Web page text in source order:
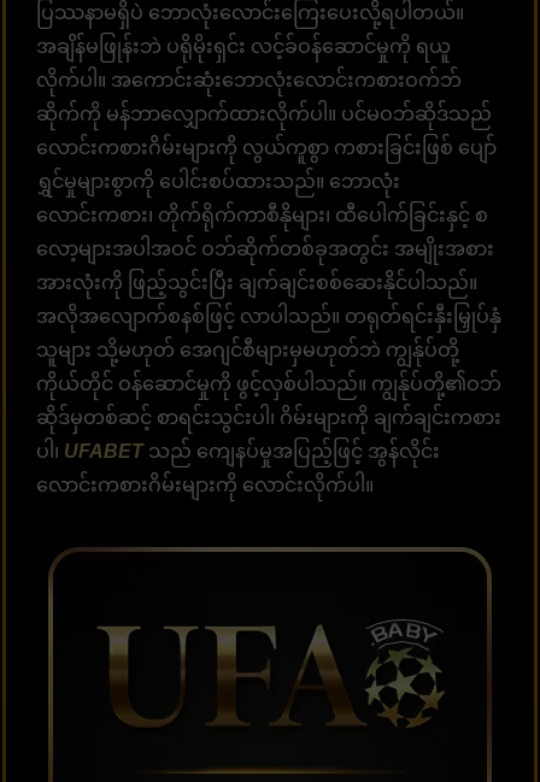
ပြဿနာမရှိပဲ ဘောလုံးလောင်းကြေးပေးလို့ရပါတယ်။
အချိန်မဖြုန်းဘဲ ပရိုမိုးရှင်း လင့်ခ်ဝန်ဆောင်မှုကို ရယူ
လိုက်ပါ။ အကောင်းဆုံးဘောလုံးလောင်းကစားဝက်ဘ်
ဆိုက်ကို မန်ဘာလျှောက်ထားလိုက်ပါ။ ပင်မဝဘ်ဆိုဒ်သည်
လောင်းကစားဂိမ်းများကို လွယ်ကူစွာ ကစားခြင်းဖြစ် ပျော်
ရွှင်မှုများစွာကို ပေါင်းစပ်ထားသည်။ ဘောလုံး
လောင်းကစား၊ တိုက်ရိုက်ကာစီနိုများ၊ ထီပေါက်ခြင်းနှင့် စ
လော့များအပါအဝင် ဝဘ်ဆိုက်တစ်ခုအတွင်း အမျိုးအစား
အားလုံးကို ဖြည့်သွင်းပြီး ချက်ချင်းစစ်ဆေးနိုင်ပါသည်။
အလိုအလျောက်စနစ်ဖြင့် လာပါသည်။ တရုတ်ရင်းနှီးမြှုပ်နှံ
သူများ သို့မဟုတ် အေဂျင်စီများမှမဟုတ်ဘဲ ကျွန်ုပ်တို့
ကိုယ်တိုင် ဝန်ဆောင်မှုကို ဖွင့်လှစ်ပါသည်။ ကျွန်ုပ်တို့၏ဝဘ်
ဆိုဒ်မှတစ်ဆင့် စာရင်းသွင်းပါ၊ ဂိမ်းများကို ချက်ချင်းကစား
ပါ၊ UFABETသည် ကျေနပ်မှုအပြည့်ဖြင့် အွန်လိုင်း
လောင်းကစားဂိမ်းများကို လောင်းလိုက်ပါ။